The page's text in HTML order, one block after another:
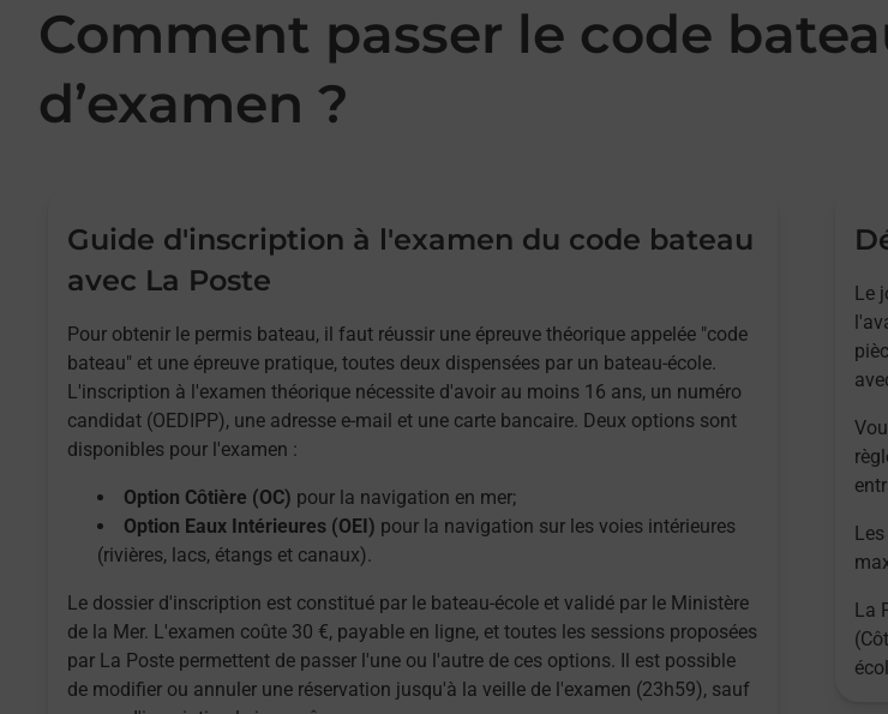
Comment passer le code
d’examen ?
Guide d'inscription à l'examen du code bateau
avec La Poste
Pour obtenir le permis bateau, il faut réussir une épreuve théorique appelée "code
bateau" et une épreuve pratique, toutes deux dispensées par un bateau-école.
L'inscription à l'examen théorique nécessite d'avoir au moins 16 ans, un numéro
candidat (OEDIPP), une adresse e-mail et une carte bancaire. Deux options sont
disponibles pour l'examen :
Option Côtière (OC) pour la navigation en mer;
Option Eaux Intérieures (OEI) pour la navigation sur les voies intérieures
(rivières, lacs, étangs et canaux).
Le dossier d'inscription est constitué par le bateau-école et validé par le Ministère
de la Mer. L'examen coûte 30 €, payable en ligne, et toutes les sessions proposées
par La Poste permettent de passer l'une ou l'autre de ces options. Il est possible
de modifier ou annuler une réservation jusqu'à la veille de l'examen (23h59), sauf
Le
La